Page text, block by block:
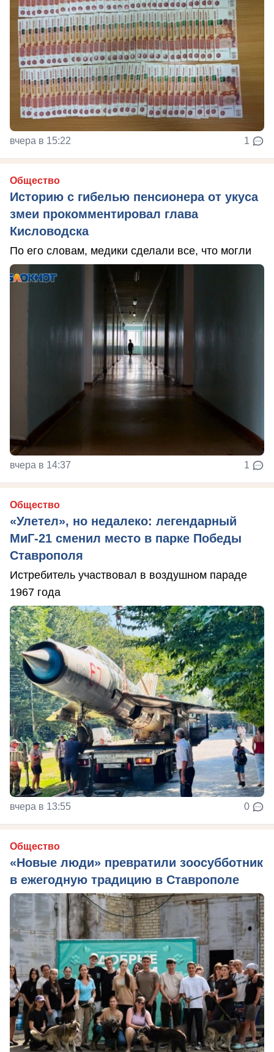
вчера в 15:22 1
Общество
Историю с гибелью пенсионера от укуса
змеи прокомментировал глава
Кисловодска
По его словам, медики сделали все, что могли
вчера в 14:37 1
Общество
«Улетел», но недалеко: легендарный
МиГ-21 сменил место в парке Победы
Ставрополя
Истребитель участвовал в воздушном параде
1967 года
вчера в 13:55 0
Общество
«Новые люди» превратили зоосубботник
в ежегодную традицию в Ставрополе